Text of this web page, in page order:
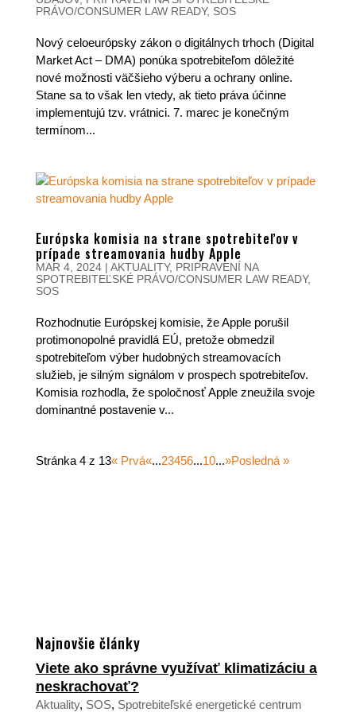
PRÁVO/CONSUMER LAW READY, SOS
Nový celoeurópsky zákon o digitálnych trhoch (Digital
Market Act – DMA) ponúka spotrebiteľom dôležité
nové možnosti väčšieho výberu a ochrany online.
Stane sa to však len vtedy, ak tieto práva účinne
implementujú tzv. vrátnici. 7. marec je konečným
termínom...
Európska komisia na strane spotrebiteľov v
prípade streamovania hudby Apple
MAR 4, 2024| AKTUALITY, PRIPRAVENÍ NA
SPOTREBITEĽSKÉ PRÁVO/CONSUMER LAW READY,
SOS
Rozhodnutie Európskej komisie, že Apple porušil
protimonopolné pravidlá EÚ, pretože obmedzil
spotrebiteľom výber hudobných streamovacích
služieb, je silným signálom v prospech spotrebiteľov.
Komisia rozhodla, že spoločnosť Apple zneužila svoje
dominantné postavenie v...
Stránka 4 z 13« Prvá«...23456...10...»Posledná »
Najnovšie články
Viete ako správne využívať klimatizáciu a
neskrachovať?
Aktuality, SOS, Spotrebiteľské energetické centrum